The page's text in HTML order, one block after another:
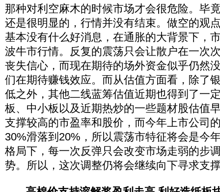
那种对利空麻木的时候市场才会很危险。毕
还是很明显的，行情并没有结束。做空的观
基本没有什么好消息，在通胀的大背景下，
波牛市行情。反复的震荡只会让散户在一次
丧失信心，而现在期待的场外资金似乎仍然
们在期待赚钱效应。而从估值方面看，除了
低之外，其他二线蓝筹估值近期也得到了一
板、中小板以及近期热炒的一些题材股估值
支撑较高的市盈率和股价，而今年上市公司
30%滑落到20%，所以震荡市特征将会是今
格局下，每一次反弹只会改变市场走弱的步
势。所以，这次调整仍将会继续向下寻求支